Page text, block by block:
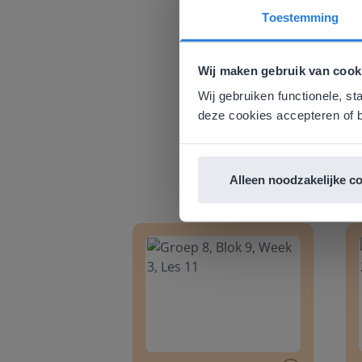
Toestemming
Wij maken gebruik van
Wij gebruiken functionele,
deze cookies accepteren of
Alleen noodzakelijke
Groep 8, Blok 9, Week 3, Les 11
Deze
Gezien